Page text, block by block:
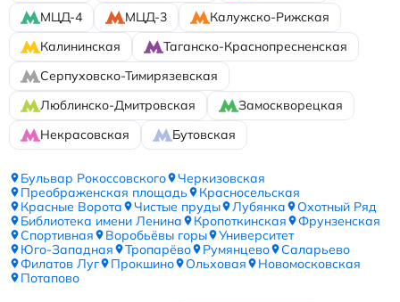
МЦД-4
МЦД-3
Калужско-Рижская
Калининская
Таганско-Краснопресненская
Серпуховско-Тимирязевская
Люблинско-Дмитровская
Замоскворецкая
Некрасовская
Бутовская
Бульвар Рокоссовского
Черкизовская
Преображенская площадь
Красносельская
Красные Ворота
Чистые пруды Лубянка
Охотный Ряд
Библиотека имени Ленина
Кропоткинская
Фрунзенская
Спортивная
Воробьёвы горы
Университет
Юго-Западная
Тропарёво Румянцево
Саларьево
Филатов Луг
Прокшино Ольховая
Новомосковская
Потапово